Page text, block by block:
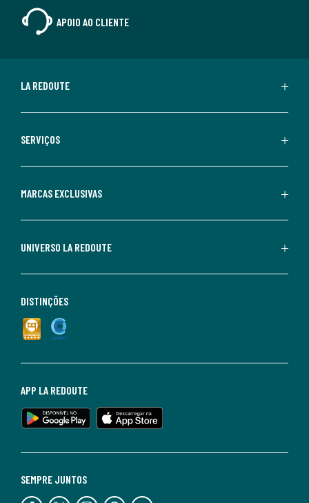
APOIO AO CLIENTE
LA REDOUTE
SERVIÇOS
MARCAS EXCLUSIVAS
UNIVERSO LA REDOUTE
SEMPRE JUNTOS
APP LA REDOUTE
DISTINÇÕES